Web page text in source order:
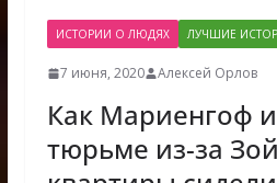
ИСТОРИИ О ЛЮДЯХ ЛУЧШИЕ
7 июня, 2020 Алексей Орлов
Как Мариенгоф
тюрьме из-за